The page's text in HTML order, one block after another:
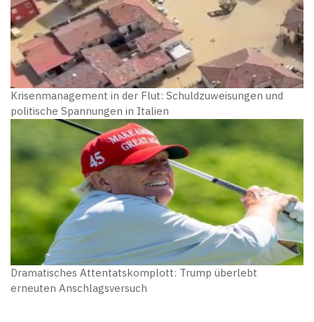
Krisenmanagement in der Flut: Schuldzuweisungen und
politische Spannungen in Italien
Dramatisches Attentatskomplott: Trump überlebt
erneuten Anschlagsversuch